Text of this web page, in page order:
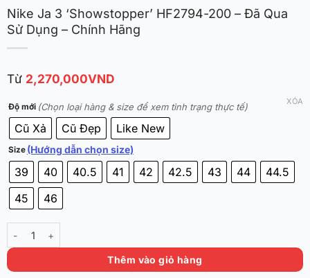
Nike Ja 3 ‘Showstopper’ HF2794-200 – Đã Qua
Sử Dụng – Chính Hãng
Từ 2,270,000VND
Độ mới (Chọn loại hàng & size để xem tình trạng thực tế)
Cũ Xả Cũ Đẹp Like New
Size (Hướng dẫn chọn size)
39 40 40.5 41 42 42.5 43 44
44.5
45
46
XÓA
Nike Ja 3 'Showstopper' HF2794-200 - Đã Qua Sử Dụng - Chính
Thêm vào giỏ hàng